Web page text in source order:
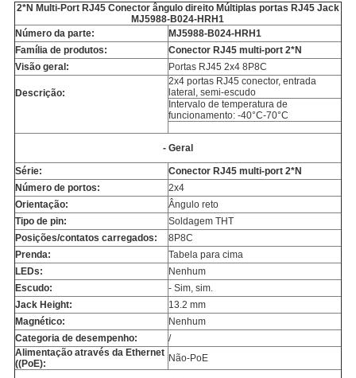
2*N Multi-Port RJ45 Conector ângulo direito Múltiplas portas RJ45 Jack
MJ5988-B024-HRH1
Número da parte:
MJ5988-B024-HRH1
Família de produtos:
Conector RJ45 multi-port 2*N
Visão geral:
Portas RJ45 2x4 8P8C
Descrição:
2x4 portas RJ45 conector, entrada
lateral, semi-escudo
Intervalo de temperatura de
funcionamento: -40°C-70°C
- Geral
Série:
Conector RJ45 multi-port 2*N
Número de portos:
2x4
Orientação:
Ângulo reto
Tipo de pin:
Soldagem THT
Posições/contatos carregados:
8P8C
Prenda:
Tabela para cima
LEDs:
Nenhum
Escudo:
- Sim, sim.
Jack Height:
13.2 mm
Magnético:
Nenhum
Categoria de desempenho:
/
Alimentação através da Ethernet
((PoE):
Não-PoE